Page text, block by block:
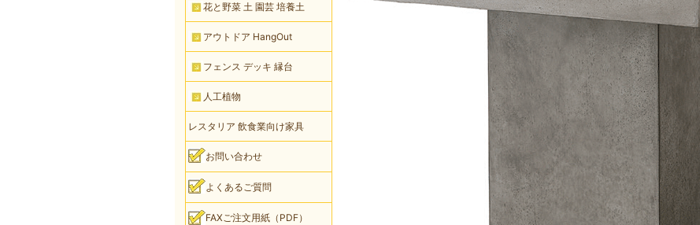
花と野菜 土 園芸 培養土
アウトドア HangOut
フェンス デッキ 縁台
人工植物
レスタリア 飲食業向け家具
お問い合わせ
よくあるご質問
FAXご注文用紙（PDF）